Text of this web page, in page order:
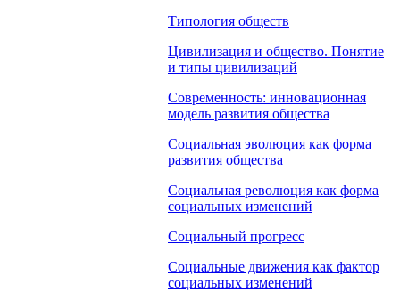
Типология обществ
Цивилизация и общество. Понятие
и типы цивилизаций
Современность: инновационная
модель развития общества
Социальная эволюция как форма
развития общества
Социальная революция как форма
социальных изменений
Социальный прогресс
Социальные движения как фактор
социальных изменений